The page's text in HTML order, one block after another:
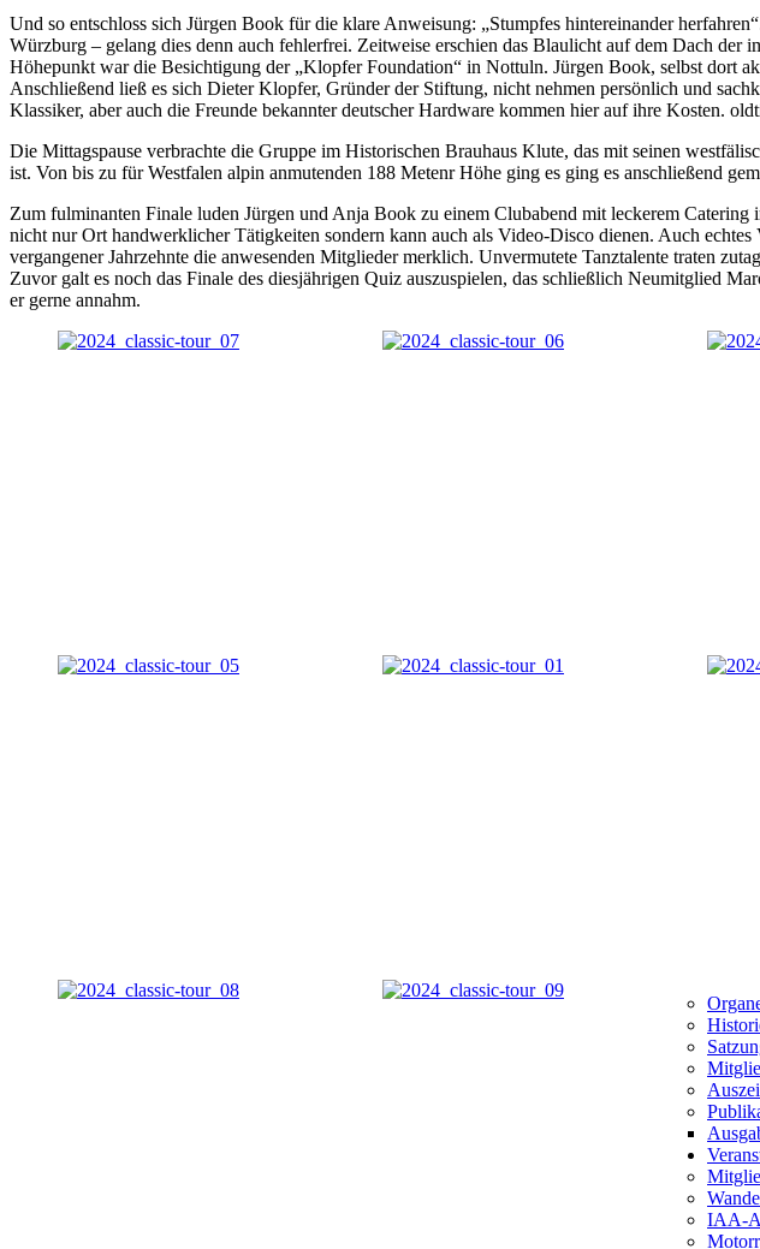
Und so entschloss sich Jürgen Book für die klare Anweisung: „Stumpfes hintereinander
Würzburg – gelang dies denn auch fehlerfrei. Zeitweise erschien das Blaulicht auf dem Dach
Höhepunkt war die Besichtigung der „Klopfer Foundation“ in Nottuln. Jürgen Book, selbst dort
Anschließend ließ es sich Dieter Klopfer, Gründer der Stiftung, nicht nehmen persönlich und
Klassiker, aber auch die Freunde bekannter deutscher Hardware kommen hier auf ihre Kosten.
Die Mittagspause verbrachte die Gruppe im Historischen Brauhaus Klute, das mit seinen
ist. Von bis zu für Westfalen alpin anmutenden 188 Metenr Höhe ging es ging es anschließend
Zum fulminanten Finale luden Jürgen und Anja Book zu einem Clubabend mit leckerem Catering
nicht nur Ort handwerklicher Tätigkeiten sondern kann auch als Video-Disco dienen. Auch
vergangener Jahrzehnte die anwesenden Mitglieder merklich. Unvermutete Tanztalente traten
Zuvor galt es noch das Finale des diesjährigen Quiz auszuspielen, das schließlich Neumitglied
er gerne annahm.
IAA-